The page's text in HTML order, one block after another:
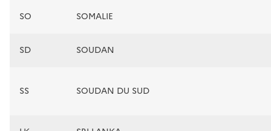
SO SOMALIE
SD SOUDAN
SS SOUDAN DU SUD